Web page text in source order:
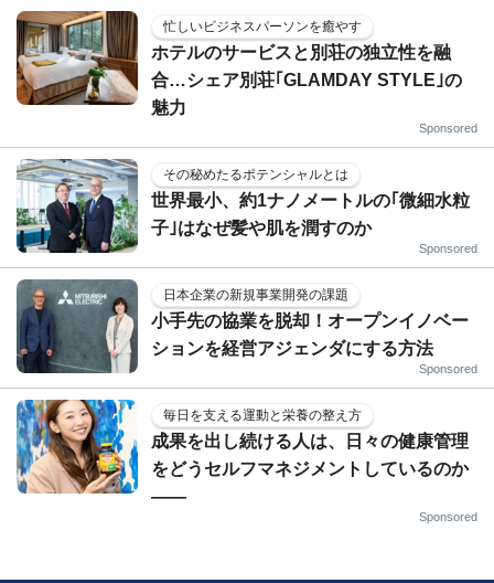
忙しいビジネスパーソンを癒やす
ホテルのサービスと別荘の独立性を融
合…シェア別荘｢GLAMDAY STYLE｣の
魅力
Sponsored
その秘めたるポテンシャルとは
世界最小、約1ナノメートルの｢微細水粒
子｣はなぜ髪や肌を潤すのか
Sponsored
日本企業の新規事業開発の課題
小手先の協業を脱却！オープンイノベー
ションを経営アジェンダにする方法
Sponsored
毎日を支える運動と栄養の整え方
成果を出し続ける人は、日々の健康管理
をどうセルフマネジメントしているのか
——
Sponsored